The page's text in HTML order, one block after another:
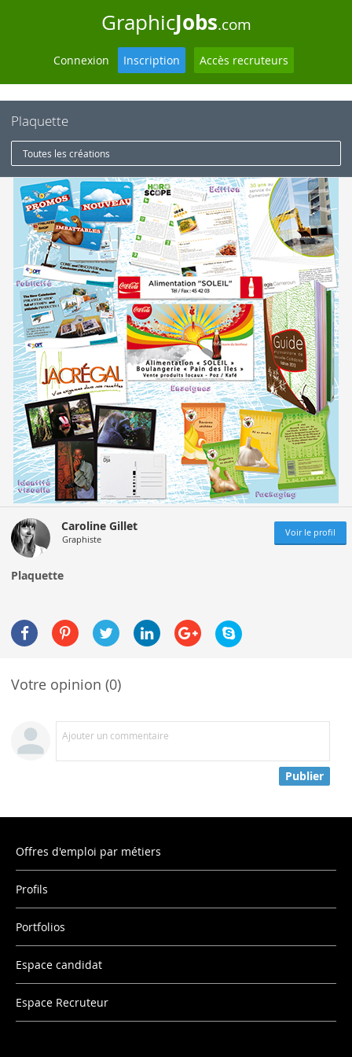
GraphicJobs.com
Connexion Inscription Accès recruteurs
Plaquette
Toutes les créations
Caroline Gillet
Graphiste
Voir le profil
Plaquette
Votre opinion (0)
Ajouter un commentaire
Publier
Offres d'emploi par métiers
Profils
Portfolios
Espace candidat
Espace Recruteur